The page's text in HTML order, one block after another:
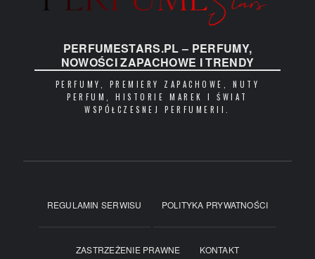
PERFUMESTARS.PL – PERFUMY,
NOWOŚCI ZAPACHOWE I TRENDY
PERFUMY, PREMIERY ZAPACHOWE, NUTY
PERFUM, HISTORIE MAREK I ŚWIAT
WSPÓŁCZESNEJ PERFUMERII.
REGULAMIN SERWISU POLITYKA PRYWATNOŚCI
ZASTRZEŻENIE PRAWNE KONTAKT